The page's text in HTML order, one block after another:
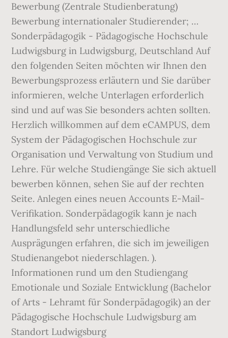
Bewerbung (Zentrale Studienberatung)
Bewerbung internationaler Studierender; …
Sonderpädagogik - Pädagogische Hochschule
Ludwigsburg in Ludwigsburg, Deutschland Auf
den folgenden Seiten möchten wir Ihnen den
Bewerbungsprozess erläutern und Sie darüber
informieren, welche Unterlagen erforderlich
sind und auf was Sie besonders achten sollten.
Herzlich willkommen auf dem eCAMPUS, dem
System der Pädagogischen Hochschule zur
Organisation und Verwaltung von Studium und
Lehre. Für welche Studiengänge Sie sich aktuell
bewerben können, sehen Sie auf der rechten
Seite. Anlegen eines neuen Accounts E-Mail-
Verifikation. Sonderpädagogik kann je nach
Handlungsfeld sehr unterschiedliche
Ausprägungen erfahren, die sich im jeweiligen
Studienangebot niederschlagen. ).
Informationen rund um den Studiengang
Emotionale und Soziale Entwicklung (Bachelor
of Arts - Lehramt für Sonderpädagogik) an der
Pädagogische Hochschule Ludwigsburg am
Standort Ludwigsburg